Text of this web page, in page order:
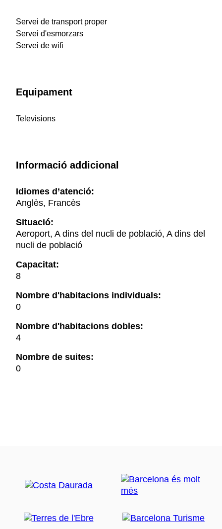
Servei de transport proper
Servei d'esmorzars
Servei de wifi
Equipament
Televisions
Informació addicional
Idiomes d’atenció:
Anglès, Francès
Situació:
Aeroport, A dins del nucli de població, A dins del
nucli de població
Capacitat:
8
Nombre d'habitacions individuals:
0
Nombre d'habitacions dobles:
4
Nombre de suites:
0